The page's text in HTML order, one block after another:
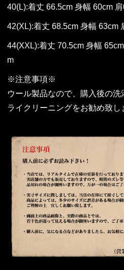
40(L):着丈 66.5cm 身幅 60cm
42(XL):着丈 68.5cm 身幅 63cm
44(XXL):着丈 70.5cm 身幅
m
※注意事項※
ウール製品なので、購入後の
ライクリーニングをお勧め致し